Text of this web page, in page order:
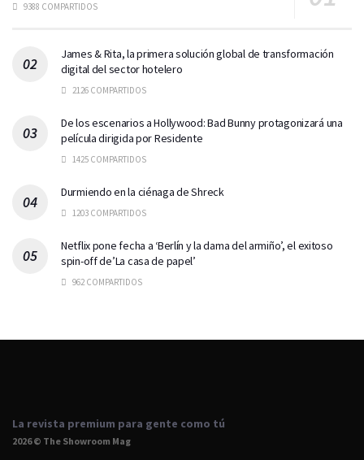
9388 COMPARTIDOS
James & Rita, la primera solución global de transformación
digital del sector hotelero
2126 COMPARTIDOS
De los escenarios a Hollywood: Bad Bunny protagonizará una
película dirigida por Residente
1425 COMPARTIDOS
Durmiendo en la ciénaga de Shreck
1203 COMPARTIDOS
Netflix pone fecha a ‘Berlín y la dama del armiño’, el exitoso
spin-off de’La casa de papel’
962 COMPARTIDOS
La revista premium para gente como tú
2026 © The Showroom Mag